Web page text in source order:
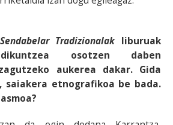
Tradizionalakliburuak
osotzen daben
aukerea dakar. Gida
saiakera etnografikoa be bada.